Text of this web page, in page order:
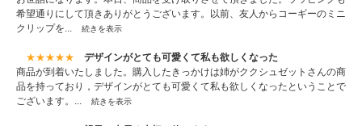
希望通りにして頂きありがとうございます。以前、友人からコーギーのミニ
クリップを...
続きを表示
★★★★★
デザインがとても可愛くて私も欲しくなった
商品が到着いたしました。購入したきっかけは姉がククシュゼットさんの商
品を持っており，デザインがとても可愛くて私も欲しくなったということで
ございます。...
続きを表示